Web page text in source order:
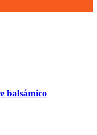
balsámico